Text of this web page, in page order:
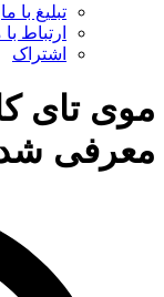
تبلیغ با ما
ارتباط با
اشتراک
موی تای
معرفی